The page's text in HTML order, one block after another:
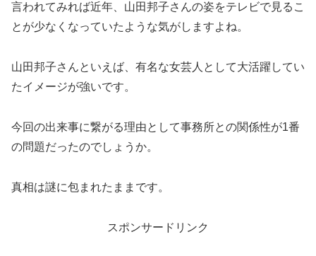
言われてみれば近年、山田邦子さんの姿をテレビで見るこ
とが少なくなっていたような気がしますよね。
山田邦子さんといえば、有名な女芸人として大活躍してい
たイメージが強いです。
今回の出来事に繋がる理由として事務所との関係性が1番
の問題だったのでしょうか。
真相は謎に包まれたままです。
スポンサードリンク